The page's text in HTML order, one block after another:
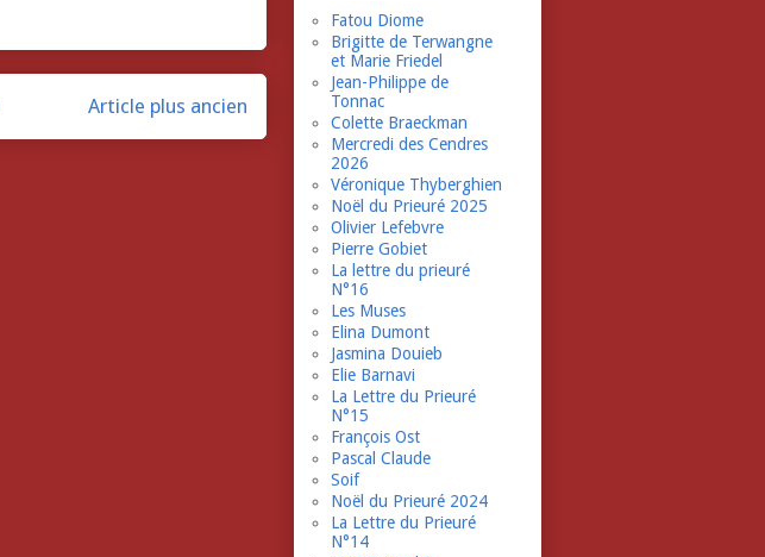
Article plus ancien
Fatou Diome
Brigitte de Terwangne
et Marie Friedel
Jean-Philippe de
Tonnac
Colette Braeckman
Mercredi des Cendres
2026
Véronique Thyberghien
Noël du Prieuré 2025
Olivier Lefebvre
Pierre Gobiet
La lettre du prieuré
N°16
Les Muses
Elina Dumont
Jasmina Douieb
Elie Barnavi
La Lettre du Prieuré
N°15
François Ost
Pascal Claude
Soif
Noël du Prieuré 2024
La Lettre du Prieuré
N°14